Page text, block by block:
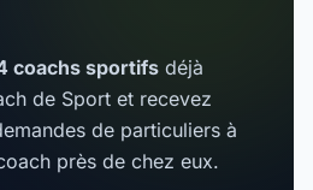
coachs sportifs déjà
de Sport et recevez
de particuliers à
près de chez eux.